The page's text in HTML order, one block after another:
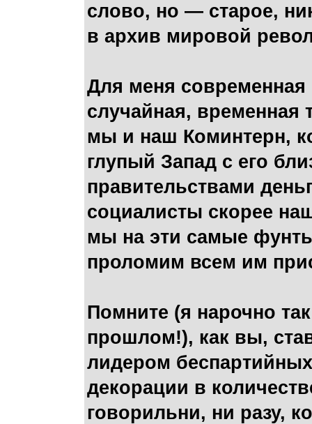
слово, но — старое,
в архив мировой
Для меня
случайная, временная
мы и наш Коминтерн,
глупый Запад с его
правительствами
социалисты скорее
мы на эти самые
проломим всем им
Помните (я нарочно
прошлом!), как вы,
лидером
декорации в
говорильни, ни разу,